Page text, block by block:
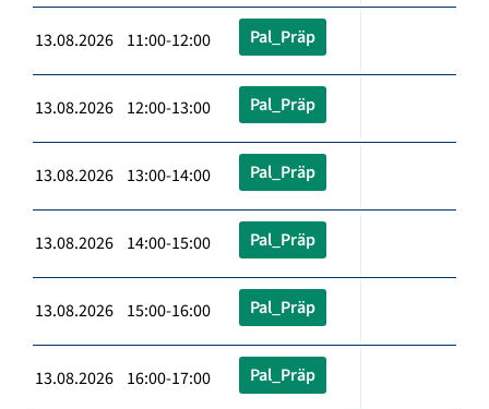
13.08.2026 11:00-12:00 Pal_Präp
13.08.2026 12:00-13:00 Pal_Präp
13.08.2026 13:00-14:00 Pal_Präp
13.08.2026 14:00-15:00 Pal_Präp
13.08.2026 15:00-16:00 Pal_Präp
13.08.2026 16:00-17:00 Pal_Präp